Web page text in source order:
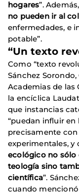
hogares”.
no pueden ir al
enfermedades, e
potable”.
“Un texto
Como “texto
Sánchez
Academias de las
la encíclica
que instancias
“puedan influir
precisamente
experimentales, y
ecológico no sólo
teología sino
científica”.
cuando